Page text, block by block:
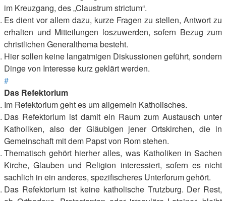
im Kreuzgang, des „Claustrum strictum“.
Es dient vor allem dazu, kurze Fragen zu stellen, Antwort zu
erhalten und Mitteilungen loszuwerden, sofern Bezug zum
christlichen Generalthema besteht.
Hier sollen keine langatmigen Diskussionen geführt, sondern
Dinge von Interesse kurz geklärt werden.
#
Das Refektorium
Im Refektorium geht es um allgemein Katholisches.
Das Refektorium ist damit ein Raum zum Austausch unter
Katholiken, also der Gläubigen jener Ortskirchen, die in
Gemeinschaft mit dem Papst von Rom stehen.
Thematisch gehört hierher alles, was Katholiken in Sachen
Kirche, Glauben und Religion interessiert, sofern es nicht
sachlich in ein anderes, spezifischeres Unterforum gehört.
Das Refektorium ist keine katholische Trutzburg. Der Rest,